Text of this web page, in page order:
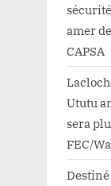
amer
CAPSA
Ututu
sera
FEC/
Destiné